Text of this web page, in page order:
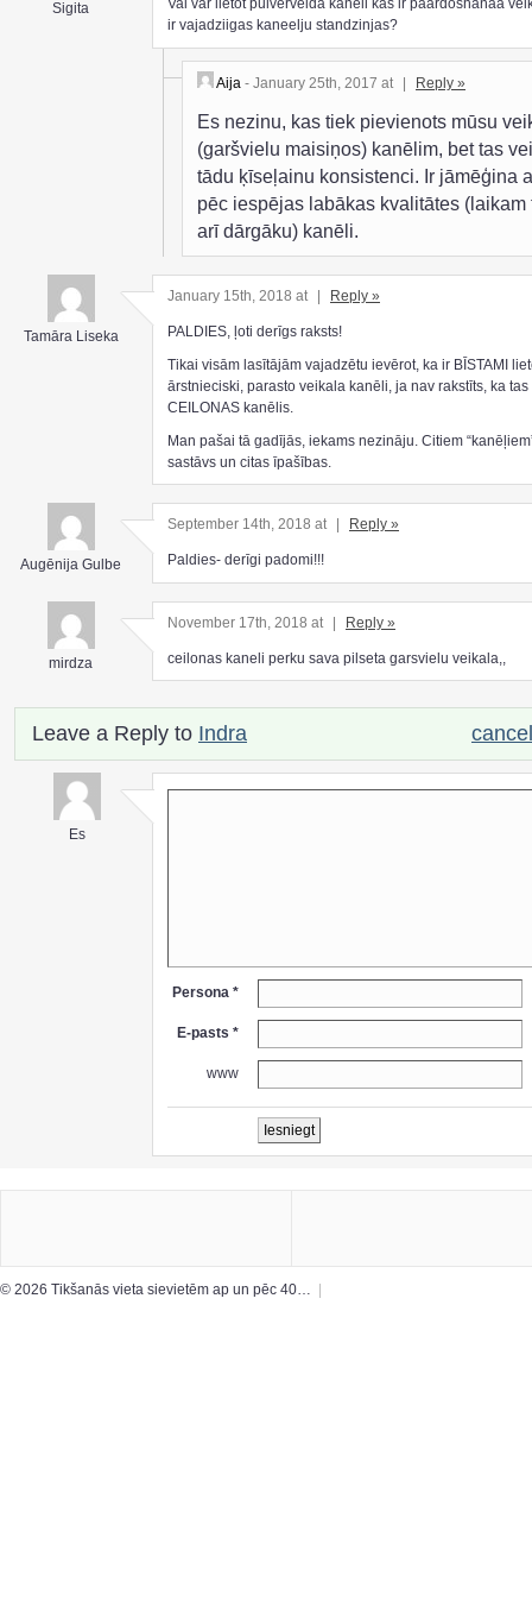
Sigita
Vai var lietot pulverveida kaneli kas ir paardoshanaa
ir vajadziigas kaneelju standzinjas?
Aija - January 25th, 2017 at | Reply »
Es nezinu, kas tiek pievienots mūsu
(garšvielu maisiņos) kanēlim, bet tas
tādu ķīseļainu konsistenci. Ir jāmēģina
pēc iespējas labākas kvalitātes (laikam
arī dārgāku) kanēli.
Tamāra Liseka
January 15th, 2018 at Reply »
PALDIES, ļoti derīgs raksts!
Tikai visām lasītājām vajadzētu ievērot, ka ir BĪSTAMI
ārstnieciski, parasto veikala kanēli, ja nav rakstīts, ka tas
CEILONAS kanēlis.
Man pašai tā gadījās, iekams nezināju. Citiem
sastāvs un citas īpašības.
Augēnija Gulbe
September 14th, 2018 at Reply »
Paldies- derīgi padomi!!!
mirdza
November 17th, 2018 at | Reply »
ceilonas kaneli perku sava pilseta garsvielu veikala,,
Leave a Reply to Indra
Es
Persona *
E-pasts *
www
© 2026 Tikšanās vieta sievietēm ap un pēc 40…